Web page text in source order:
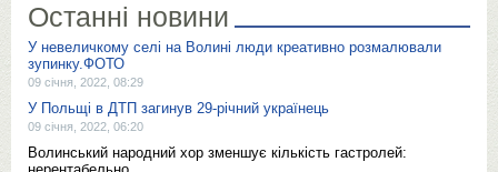
Останні новини
У невеличкому селі на Волині люди креативно розмалювали
зупинку.ФОТО
09 січня, 2022, 08:29
У Польщі в ДТП загинув 29-річний українець
09 січня, 2022, 06:20
Волинський народний хор зменшує кількість гастролей: